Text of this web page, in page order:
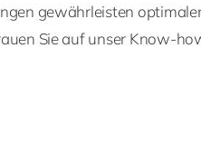
gewährleisten
Sie auf unser Know-